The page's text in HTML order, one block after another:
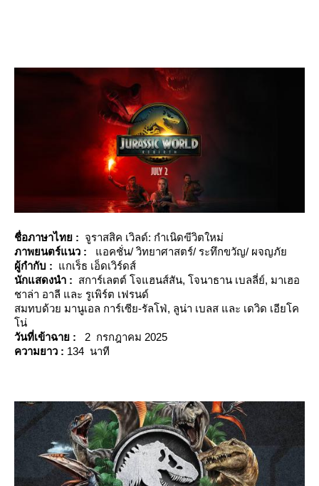
ชื่อภาษาไทย : จูราสสิค เวิลด์: กำเนิดฃีวิตใหม่
ภาพยนตร์แนว :
อคชั่น/ วิทยาศาสตร์/ ระทึกขวัญ/ ผจญภั
ผู้กำกับ : กเร็ธ เอ็ดเวิร์ดส์
นักแสดงนำ : สการ์เลตต์ โจแฮนส์สัน, โจนาธาน เบลลี่ย์, มาเฮอ
ชาล่า อาลี และ รูเพิร์ต เฟรนด์
สมทบด้วย มานูเอล การ์เซีย-รัลโฟ่, ลูน่า เบลส และ เดวิด เอียโค
น่
วันที่เข้าฉาย : 2 กรกฎาคม 2025
ความยาว : 134 นาที